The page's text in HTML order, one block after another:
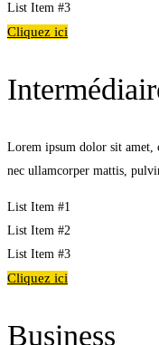
List Item #3
Cliquez ici
Lorem ipsum dolor sit amet,
nec ullamcorper mattis,
List Item #1
List Item #2
List Item #3
Cliquez ici
Business